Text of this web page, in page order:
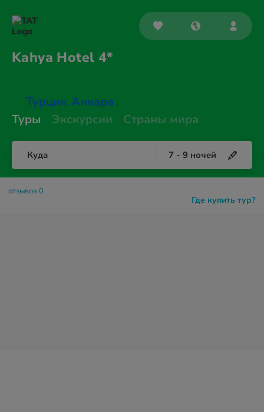
Kahya Hotel 4*
Турция, Анкара ,
Туры Экскурсии Страны мира
Куда 7 - 9 ночей
Где купить тур?
отзывов 0